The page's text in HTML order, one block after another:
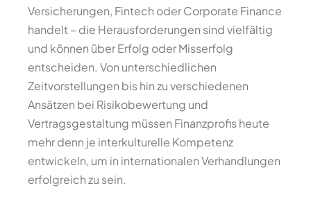
Versicherungen, Fintech oder Corporate Finance
handelt – die Herausforderungen sind vielfältig
und können über Erfolg oder Misserfolg
entscheiden. Von unterschiedlichen
Zeitvorstellungen bis hin zu verschiedenen
Ansätzen bei Risikobewertung und
Vertragsgestaltung müssen Finanzprofis heute
mehr denn je interkulturelle Kompetenz
entwickeln, um in internationalen Verhandlungen
erfolgreich zu sein.